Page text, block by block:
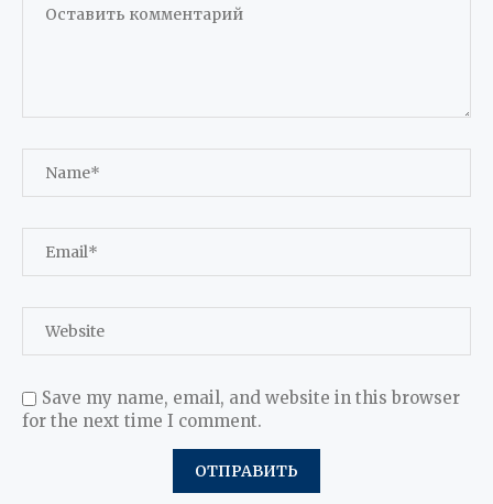
Save my name, email, and website in this browser
for the next time I comment.